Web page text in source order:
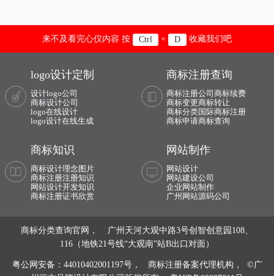
来不及看完心仪内容 按 Ctrl + D 收藏我们吧
logo设计定制
设计logo公司
商标设计公司
logo在线设计
logo设计在线生成
商标注册查询
商标注册公司 商标续费
商标变更商标转让
商标分类国际商标注册
商标申请商标查询
商标知识
商标设计理念图片
商标注册注册知识
网站设计开发知识
商标注册证书欣赏
网站制作
网站设计
网站建设公司
企业网站制作
广州网站源码公司
商标分类查询官网， 广州天河大观中路3号创智创意园108、
116（地铁21号线“大观南”站B出口对面）
粤公网安备：44010402001197号，
商标注册备案代理机构， ©广